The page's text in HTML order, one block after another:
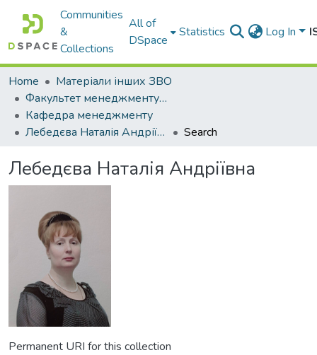
Communities
&
Collections
All of
DSpace
Statistics Log In
Home
Матеріали інших ЗВО
Факультет менеджменту, готельно-ресторанної справи та туризму Міжнародного університету
Кафедра менеджменту
Лебедєва Наталія Андріївна
Search
Лебедєва Наталія Андріївна
Permanent URI for this collection